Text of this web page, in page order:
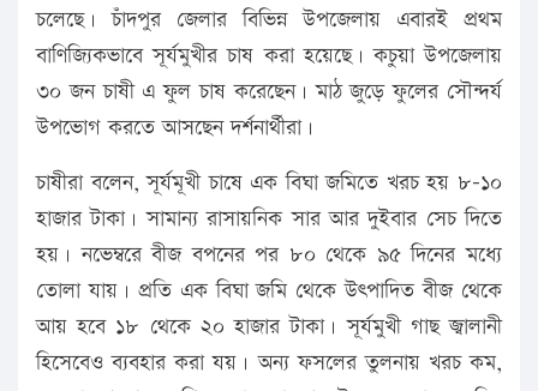
চলেছে। চাঁদপুর জেলার বিভিন্ন উপজেলায় এবারই প্রথম
বাণিজ্যিকভাবে সূর্যমুখীর চাষ করা হয়েছে। কচুয়া উপজেলায়
৩০ জন চাষী এ ফুল চাষ করেছেন। মাঠ জুড়ে ফুলের সৌন্দর্য
উপভোগ করতে আসছেন দর্শনার্থীরা।
চাষীরা বলেন, সূর্যমূখী চাষে এক বিঘা জমিতে খরচ হয় ৮-১০
হাজার টাকা। সামান্য রাসায়নিক সার আর দুইবার সেচ দিতে
হয়। নভেম্বরে বীজ বপনের পর ৮০ থেকে ৯৫ দিনের মধ্যে
তোলা যায়। প্রতি এক বিঘা জমি থেকে উৎপাদিত বীজ থেকে
আয় হবে ১৮ থেকে ২০ হাজার টাকা। সূর্যমুখী গাছ জ্বালানী
হিসেবেও ব্যবহার করা যয়। অন্য ফসলের তুলনায় খরচ কম,